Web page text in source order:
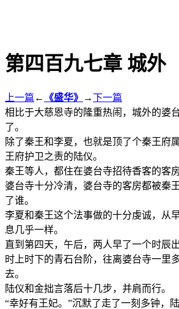
第四百九七章 城外
上一篇 ← 《盛华》 →下一篇
相比于大慈恩寺的隆重热闹，城外的婆
了。
除了秦王和李夏，也就是顶了个秦王府
王府护卫之责的陆仪。
秦王等人，都住在婆台寺招待香客的客
婆台寺十分冷清，婆台寺的客房都被秦
了谁。
李夏和秦王这个法事做的十分虔诚，从
息几乎一样。
直到第四天，午后，两人早了一个时辰
时上时下的青石台阶，往离婆台寺一里
去。
陆仪和金拙言落后十几步，并肩而行。
“幸好有王妃。”沉默了走了一刻多钟，